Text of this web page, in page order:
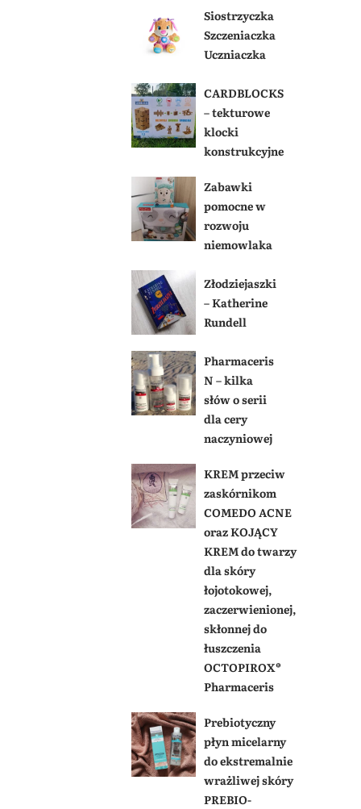
Siostrzyczka
Szczeniaczka
Uczniaczka
CARDBLOCKS
– tekturowe
klocki
konstrukcyjne
Zabawki
pomocne w
rozwoju
niemowlaka
Złodziejaszki
– Katherine
Rundell
Pharmaceris
N – kilka
słów o serii
dla cery
naczyniowej
KREM przeciw
zaskórnikom
COMEDO ACNE
oraz KOJĄCY
KREM do twarzy
dla skóry
łojotokowej,
zaczerwienionej,
skłonnej do
łuszczenia
OCTOPIROX®
Pharmaceris
Prebiotyczny
płyn micelarny
do ekstremalnie
wrażliwej skóry
PREBIO-